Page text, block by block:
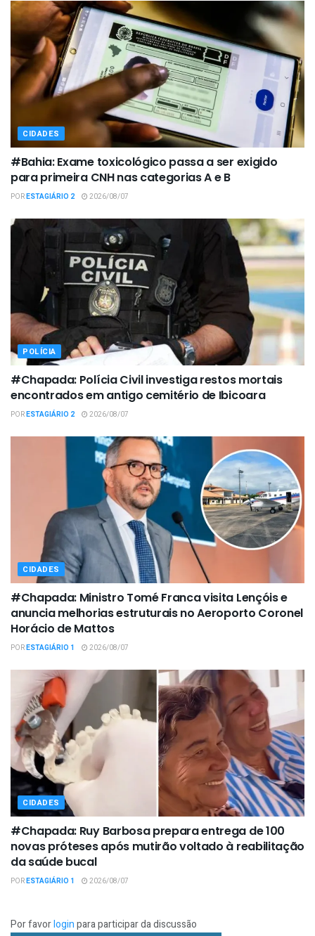
CIDADES
#Bahia: Exame toxicológico passa a ser exigido
para primeira CNH nas categorias A e B
PORESTAGIÁRIO 2 2026/08/07
POLÍCIA
#Chapada: Polícia Civil investiga restos mortais
encontrados em antigo cemitério de Ibicoara
PORESTAGIÁRIO 2 2026/08/07
CIDADES
#Chapada: Ministro Tomé Franca visita Lençóis e
anuncia melhorias estruturais no Aeroporto Coronel
Horácio de Mattos
PORESTAGIÁRIO 1 2026/08/07
CIDADES
#Chapada: Ruy Barbosa prepara entrega de 100
novas próteses após mutirão voltado à reabilitação
da saúde bucal
PORESTAGIÁRIO 1 2026/08/07
Por favorloginpara participar da discussão